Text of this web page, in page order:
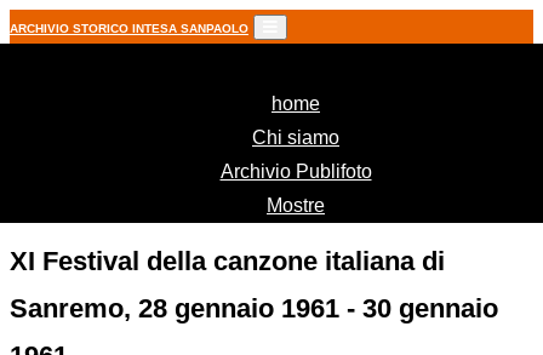
ARCHIVIO STORICO INTESA SANPAOLO
home(current)
Chi siamo
Archivio Publifoto
Mostre
XI Festival della canzone italiana di
Sanremo, 28 gennaio 1961 - 30 gennaio